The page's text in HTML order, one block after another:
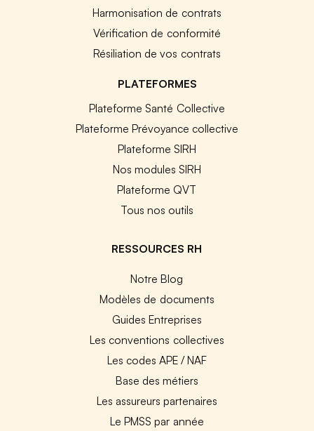
Harmonisation de contrats
Vérification de conformité
Résiliation de vos contrats
PLATEFORMES
Plateforme Santé Collective
Plateforme Prévoyance collective
Plateforme SIRH
Nos modules SIRH
Plateforme QVT
Tous nos outils
RESSOURCES RH
Notre Blog
Modèles de documents
Guides Entreprises
Les conventions collectives
Les codes APE / NAF
Base des métiers
Les assureurs partenaires
Le PMSS par année